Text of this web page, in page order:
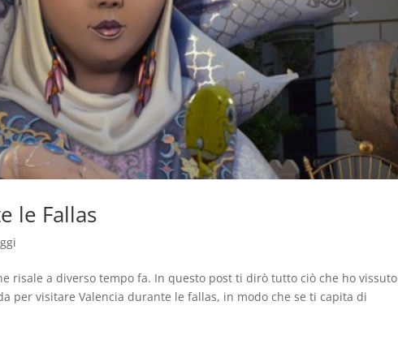
le Fallas
risale a diverso tempo fa. In questo post ti dirò tutto ciò che ho vissuto
per visitare Valencia durante le fallas, in modo che se ti capita di